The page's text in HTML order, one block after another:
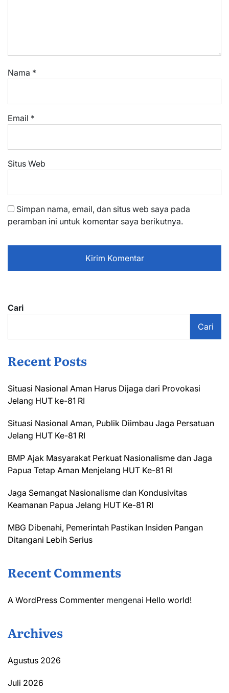
Nama *
Email *
Situs Web
Simpan nama, email, dan situs web saya pada
peramban ini untuk komentar saya berikutnya.
Cari
Cari
Recent Posts
Situasi Nasional Aman Harus Dijaga dari Provokasi
Jelang HUT ke-81 RI
Situasi Nasional Aman, Publik Diimbau Jaga Persatuan
Jelang HUT Ke-81 RI
BMP Ajak Masyarakat Perkuat Nasionalisme dan Jaga
Papua Tetap Aman Menjelang HUT Ke-81 RI
Jaga Semangat Nasionalisme dan Kondusivitas
Keamanan Papua Jelang HUT Ke-81 RI
MBG Dibenahi, Pemerintah Pastikan Insiden Pangan
Ditangani Lebih Serius
Recent Comments
A WordPress Commenter mengenai Hello world!
Archives
Agustus 2026
Juli 2026